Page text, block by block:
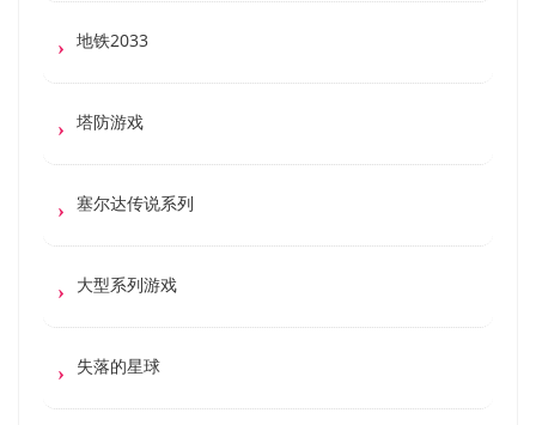
地铁2033
塔防游戏
塞尔达传说系列
大型系列游戏
失落的星球